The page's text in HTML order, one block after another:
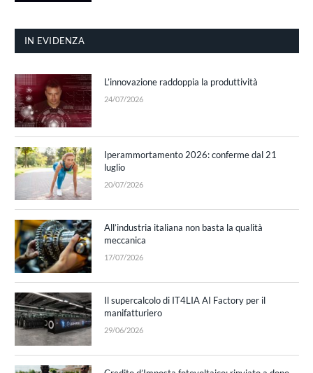
IN EVIDENZA
L’innovazione raddoppia la produttività
24/07/2026
Iperammortamento 2026: conferme dal 21
luglio
20/07/2026
All’industria italiana non basta la qualità
meccanica
17/07/2026
Il supercalcolo di IT4LIA AI Factory per il
manifatturiero
29/06/2026